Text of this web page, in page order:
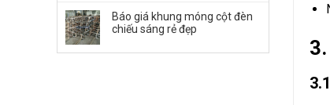
thuật
dẫn
trang
biệt
Báo giá khung móng cột đèn
chiếu sáng rẻ đẹp